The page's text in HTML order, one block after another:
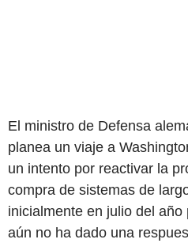
El ministro de Defensa
planea un viaje a
un intento por reactivar la
compra de sistemas de
inicialmente en julio del
aún no ha dado una